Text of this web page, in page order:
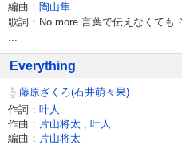
編曲： 陶山隼
歌詞：No more 言葉で伝えなくても
Everything
藤原ざくろ(石井萌々果)
作詞： 叶人
作曲： 片山将太
叶人
編曲： 片山将太